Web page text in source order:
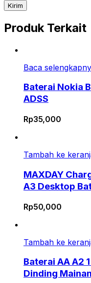
Produk Terkait
Baca
Baterai Nokia
ADSS
Rp35,000
Tambah ke
MAXDAY
A3 Desktop
Tamiya Mobil
Kualitas
Rp50,000
Tambah ke
Baterai AA A2
Dinding